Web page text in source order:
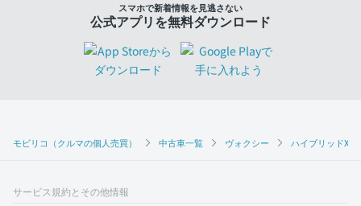
モビリコ（クルマの個人売買） 中古車一覧 ヴォクシー ハイブリッドX
スマホで新着情報を見逃さない
公式アプリを無料ダウンロード
サービス規約とその他情報